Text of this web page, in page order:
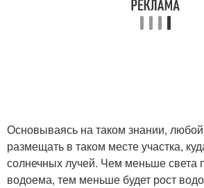
Основываясь на таком знании,
размещать в таком месте участка,
солнечных лучей. Чем меньше света
водоема, тем меньше будет рост